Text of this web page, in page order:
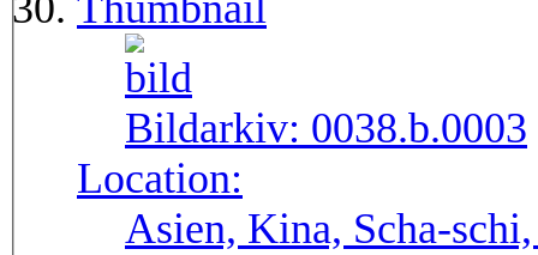
Bildarkiv: 0038.b.0003
Location:
Asien, Kina, Scha-